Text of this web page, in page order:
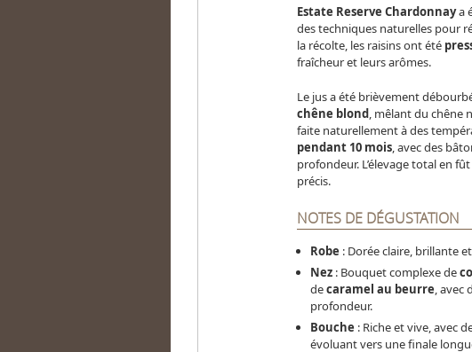
Estate Reserve Chardonnaya
des techniques naturelles pour
la récolte, les raisins ont été
fraîcheur et leurs arômes.
Le jus a été brièvement
chêne blond, mêlant du chêne
faite naturellement à des
pendant 10 mois, avec des
profondeur. L’élevage total en
précis.
NOTES DE DÉGUSTATION
Robe : Dorée claire, brillante
Nez: Bouquet complexe de
decaramel au beurre, avec
profondeur.
Bouche : Riche et vive, avec
évoluant vers une finale